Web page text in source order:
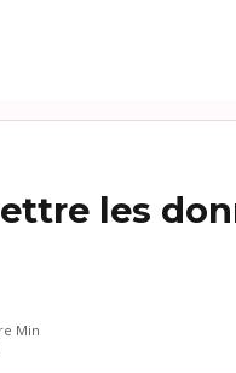
les
Min